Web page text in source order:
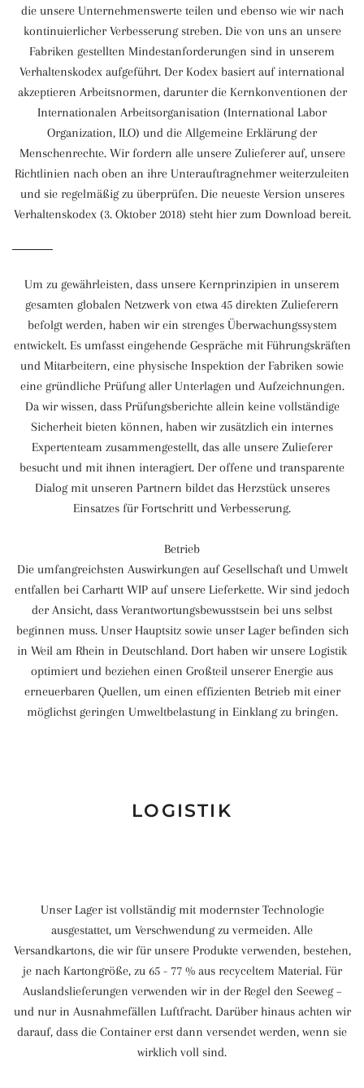
die unsere Unternehmenswerte teilen und ebenso wie wir nach
kontinuierlicher Verbesserung streben. Die von uns an unsere
Fabriken gestellten Mindestanforderungen sind in unserem
Verhaltenskodex aufgeführt. Der Kodex basiert auf international
akzeptieren Arbeitsnormen, darunter die Kernkonventionen der
Internationalen Arbeitsorganisation (International Labor
Organization, ILO) und die Allgemeine Erklärung der
Menschenrechte. Wir fordern alle unsere Zulieferer auf, unsere
Richtlinien nach oben an ihre Unterauftragnehmer weiterzuleiten
und sie regelmäßig zu überprüfen. Die neueste Version unseres
Verhaltenskodex (3. Oktober 2018) steht hier zum Download bereit.
Um zu gewährleisten, dass unsere Kernprinzipien in unserem
gesamten globalen Netzwerk von etwa 45 direkten Zulieferern
befolgt werden, haben wir ein strenges Überwachungssystem
entwickelt. Es umfasst eingehende Gespräche mit Führungskräften
und Mitarbeitern, eine physische Inspektion der Fabriken sowie
eine gründliche Prüfung aller Unterlagen und Aufzeichnungen.
Da wir wissen, dass Prüfungsberichte allein keine vollständige
Sicherheit bieten können, haben wir zusätzlich ein internes
Expertenteam zusammengestellt, das alle unsere Zulieferer
besucht und mit ihnen interagiert. Der offene und transparente
Dialog mit unseren Partnern bildet das Herzstück unseres
Einsatzes für Fortschritt und Verbesserung.
Betrieb
Die umfangreichsten Auswirkungen auf Gesellschaft und Umwelt
entfallen bei Carhartt WIP auf unsere Lieferkette. Wir sind jedoch
der Ansicht, dass Verantwortungsbewusstsein bei uns selbst
beginnen muss. Unser Hauptsitz sowie unser Lager befinden sich
in Weil am Rhein in Deutschland. Dort haben wir unsere Logistik
optimiert und beziehen einen Großteil unserer Energie aus
erneuerbaren Quellen, um einen effizienten Betrieb mit einer
möglichst geringen Umweltbelastung in Einklang zu bringen.
LOGISTIK
Unser Lager ist vollständig mit modernster Technologie
ausgestattet, um Verschwendung zu vermeiden. Alle
Versandkartons, die wir für unsere Produkte verwenden, bestehen,
je nach Kartongröße, zu 65 - 77 % aus recyceltem Material. Für
Auslandslieferungen verwenden wir in der Regel den Seeweg –
und nur in Ausnahmefällen Luftfracht. Darüber hinaus achten wir
darauf, dass die Container erst dann versendet werden, wenn sie
wirklich voll sind.